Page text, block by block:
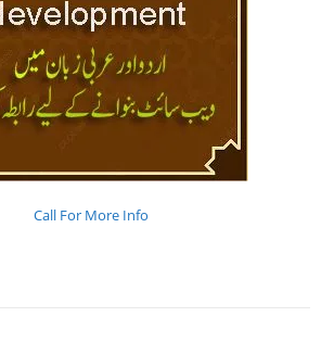
Call For More Info